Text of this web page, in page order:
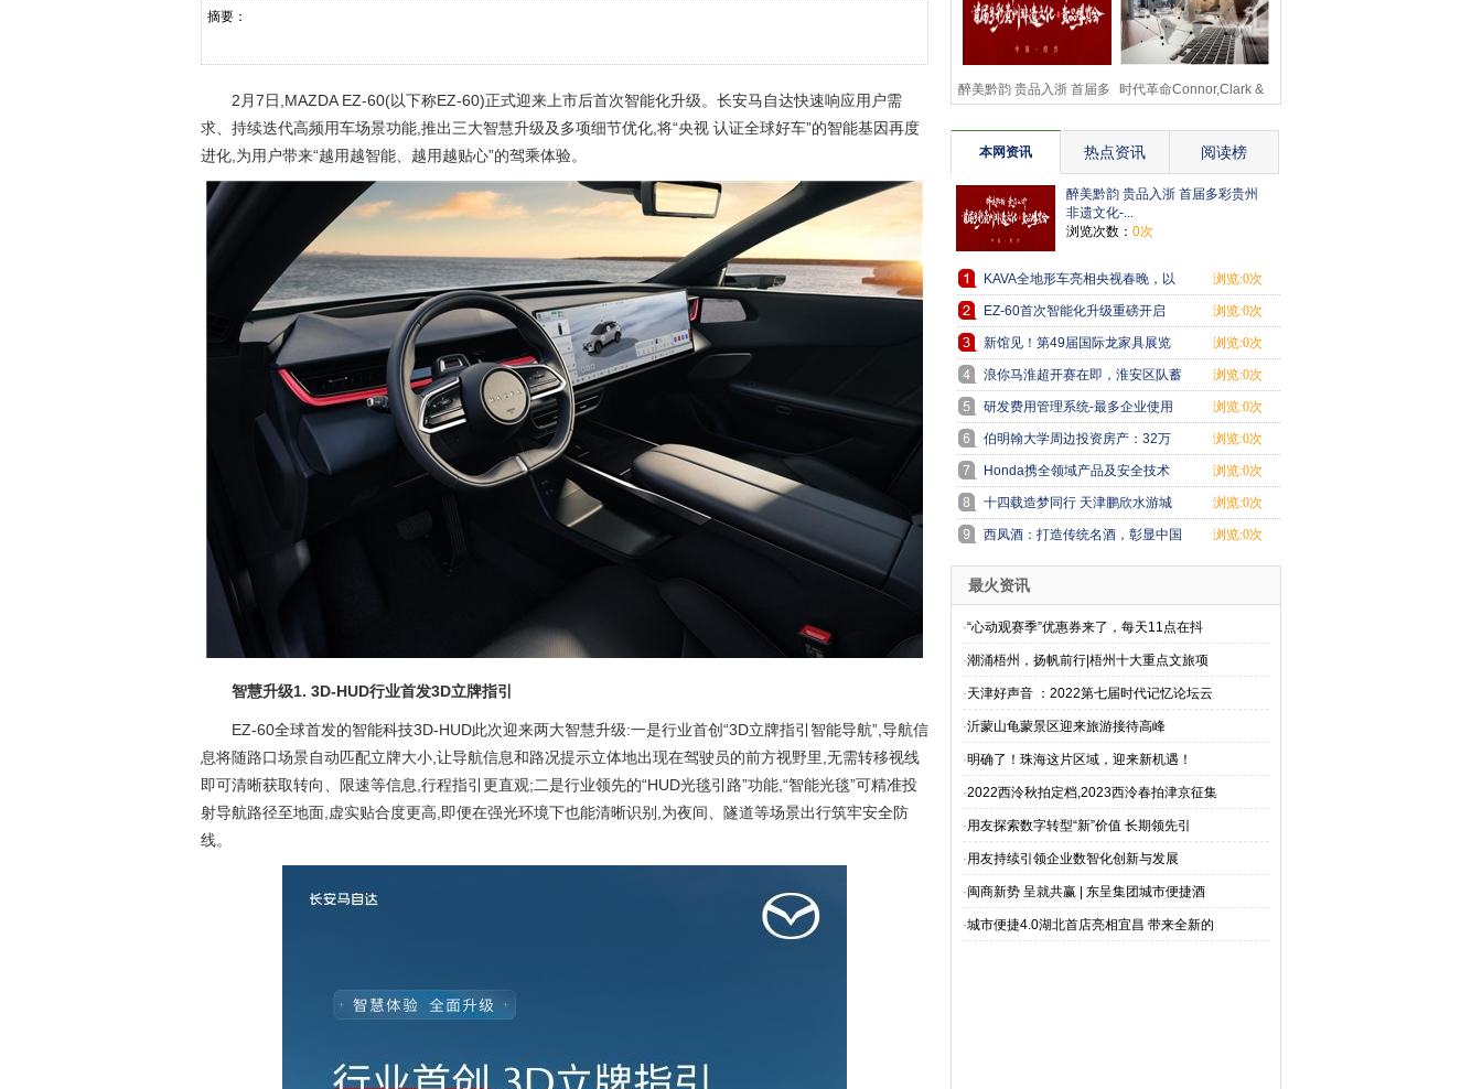
摘要：
2月7日,MAZDA EZ-60(以下称EZ-60)正式迎来上市后首次智能化升级。长安马自达快速响应用户需
求、持续迭代高频用车场景功能,推出三大智慧升级及多项细节优化,将“央视 认证全球好车”的智能基因再度
进化,为用户带来“越用越智能、越用越贴心”的驾乘体验。
智慧升级1. 3D-HUD行业首发3D立牌指引
EZ-60全球首发的智能科技3D-HUD此次迎来两大智慧升级:一是行业首创“3D立牌指引智能导航”,导航信
息将随路口场景自动匹配立牌大小,让导航信息和路况提示立体地出现在驾驶员的前方视野里,无需转移视线
即可清晰获取转向、限速等信息,行程指引更直观;二是行业领先的“HUD光毯引路”功能,“智能光毯”可精准投
射导航路径至地面,虚实贴合度更高,即便在强光环境下也能清晰识别,为夜间、隧道等场景出行筑牢安全防
线。
醉美黔韵 贵品入浙 首届多 时代革命Connor,Clark &
本网资讯
热点资讯 阅读榜
醉美黔韵 贵品入浙 首届多彩贵州
非遗文化-...
浏览次数： 0次
KAVA全地形车亮相央视春晚，以
硬核AI科技开
浏览:0次
EZ-60首次智能化升级重磅开启
3D HUD行业首
浏览:0次
新馆见！第49届国际龙家具展览
会和第39届亚
浏览:0次
浪你马淮超开赛在即，淮安区队蓄
力备战
浏览:0次
研发费用管理系统-最多企业使用
的研发费用
浏览:0次
伯明翰大学周边投资房产：32万
英镑起抢占高
浏览:0次
Honda携全领域产品及安全技术
成果参展第八
浏览:0次
十四载造梦同行 天津鹏欣水游城
与城市共向
浏览:0次
西凤酒：打造传统名酒，彰显中国
白酒魅力
浏览:0次
最火资讯
·“心动观赛季”优惠券来了，每天11点在抖
·潮涌梧州，扬帆前行|梧州十大重点文旅项
·天津好声音 ：2022第七届时代记忆论坛云
·沂蒙山龟蒙景区迎来旅游接待高峰
·明确了！珠海这片区域，迎来新机遇！
·2022西泠秋拍定档,2023西泠春拍津京征集
·用友探索数字转型“新”价值 长期领先引
·用友持续引领企业数智化创新与发展
·闽商新势 呈就共赢 | 东呈集团城市便捷酒
·城市便捷4.0湖北首店亮相宜昌 带来全新的